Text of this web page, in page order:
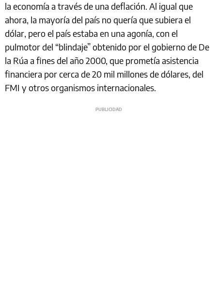
la economía a través de una deflación. Al igual que
ahora, la mayoría del país no quería que subiera el
dólar, pero el país estaba en una agonía, con el
pulmotor del “blindaje” obtenido por el gobierno de De
la Rúa a fines del año 2000, que prometía asistencia
financiera por cerca de 20 mil millones de dólares, del
FMI y otros organismos internacionales.